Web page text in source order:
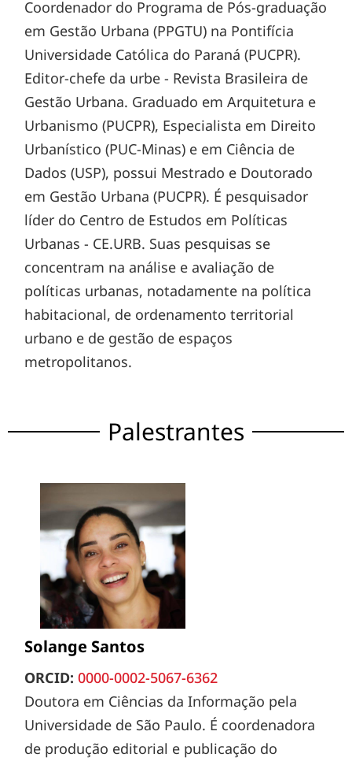
Coordenador do Programa de Pós-graduação
em Gestão Urbana (PPGTU) na Pontifícia
Universidade Católica do Paraná (PUCPR).
Editor-chefe da urbe - Revista Brasileira de
Gestão Urbana. Graduado em Arquitetura e
Urbanismo (PUCPR), Especialista em Direito
Urbanístico (PUC-Minas) e em Ciência de
Dados (USP), possui Mestrado e Doutorado
em Gestão Urbana (PUCPR). É pesquisador
líder do Centro de Estudos em Políticas
Urbanas - CE.URB. Suas pesquisas se
concentram na análise e avaliação de
políticas urbanas, notadamente na política
habitacional, de ordenamento territorial
urbano e de gestão de espaços
metropolitanos.
Palestrantes
Solange Santos
ORCID: 0000-0002-5067-6362
Doutora em Ciências da Informação pela
Universidade de São Paulo. É coordenadora
de produção editorial e publicação do